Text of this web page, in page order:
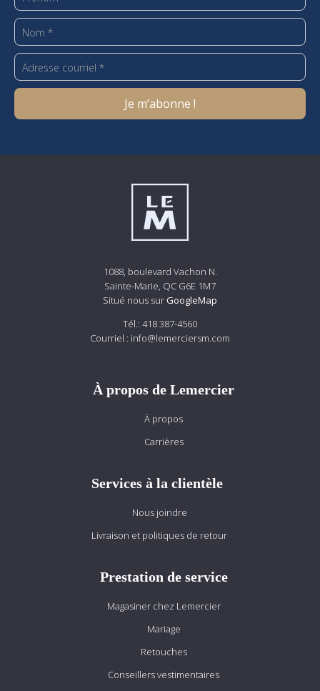
1088, boulevard Vachon N.
Sainte-Marie, QC G6E 1M7
Situé nous sur GoogleMap
Tél.: 418 387-4560
Courriel : info@lemerciersm.com
À propos de Lemercier
À propos
Carrières
Services à la clientèle
Nous joindre
Livraison et politiques de retour
Prestation de service
Magasiner chez Lemercier
Mariage
Retouches
Conseillers vestimentaires